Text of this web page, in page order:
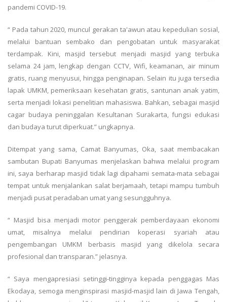
pandemi COVID-19.
“ Pada tahun 2020, muncul gerakan ta'awun atau kepedulian sosial,
melalui bantuan sembako dan pengobatan untuk masyarakat
terdampak. Kini, masjid tersebut menjadi masjid yang terbuka
selama 24 jam, lengkap dengan CCTV, Wifi, keamanan, air minum
gratis, ruang menyusui, hingga penginapan. Selain itu juga tersedia
lapak UMKM, pemeriksaan kesehatan gratis, santunan anak yatim,
serta menjadi lokasi penelitian mahasiswa. Bahkan, sebagai masjid
cagar budaya peninggalan Kesultanan Surakarta, fungsi edukasi
dan budaya turut diperkuat.” ungkapnya.
Ditempat yang sama, Camat Banyumas, Oka, saat membacakan
sambutan Bupati Banyumas menjelaskan bahwa melalui program
ini, saya berharap masjid tidak lagi dipahami semata-mata sebagai
tempat untuk menjalankan salat berjamaah, tetapi mampu tumbuh
menjadi pusat peradaban umat yang sesungguhnya.
“ Masjid bisa menjadi motor penggerak pemberdayaan ekonomi
umat, misalnya melalui pendirian koperasi syariah atau
pengembangan UMKM berbasis masjid yang dikelola secara
profesional dan transparan.” jelasnya.
“ Saya mengapresiasi setinggi-tingginya kepada penggagas Mas
Ekodaya, semoga menginspirasi masjid-masjid lain di Jawa Tengah,